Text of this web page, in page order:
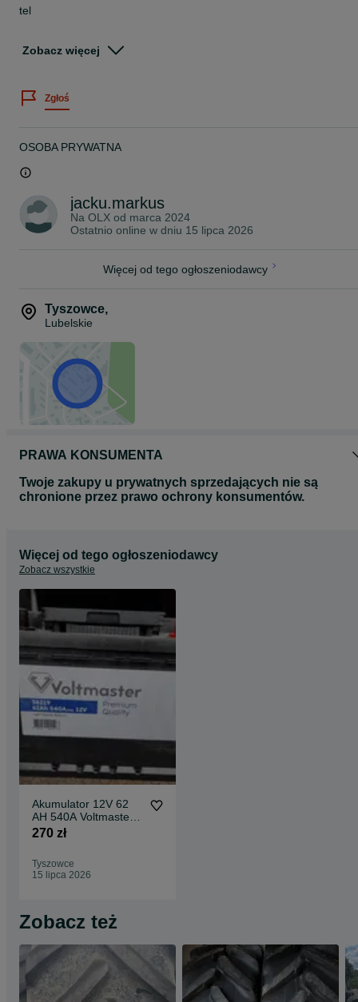
tel
cena tylko do końca Marca
Zobacz więcej
Zgłoś
OSOBA PRYWATNA
jacku.markus
Na OLX od marca 2024
Ostatnio online w dniu 15 lipca 2026
Więcej od tego ogłoszeniodawcy
Tyszowce,
Lubelskie
PRAWA KONSUMENTA
Twoje zakupy u prywatnych sprzedających nie są
chronione przez prawo ochrony konsumentów.
Więcej od tego ogłoszeniodawcy
Zobacz wszystkie
Akumulator 12V 62
AH 540A Voltmaster
nowy
270 zł
Tyszowce
15 lipca 2026
Zobacz też